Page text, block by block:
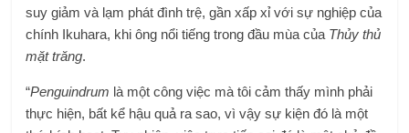
suy giảm và lạm phát đình trệ, gần xấp xỉ với sự nghiệp của
chính Ikuhara, khi ông nổi tiếng trong đầu mùa của Thủy thủ
mặt trăng.
“Penguindrum là một công việc mà tôi cảm thấy mình phải
thực hiện, bất kể hậu quả ra sao, vì vậy sự kiện đó là một